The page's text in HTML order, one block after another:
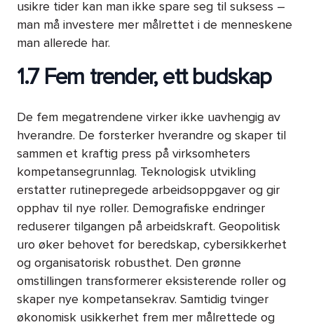
usikre tider kan man ikke spare seg til suksess –
man må investere mer målrettet i de menneskene
man allerede har.
1.7 Fem trender, ett budskap
De fem megatrendene virker ikke uavhengig av
hverandre. De forsterker hverandre og skaper til
sammen et kraftig press på virksomheters
kompetansegrunnlag. Teknologisk utvikling
erstatter rutinepregede arbeidsoppgaver og gir
opphav til nye roller. Demografiske endringer
reduserer tilgangen på arbeidskraft. Geopolitisk
uro øker behovet for beredskap, cybersikkerhet
og organisatorisk robusthet. Den grønne
omstillingen transformerer eksisterende roller og
skaper nye kompetansekrav. Samtidig tvinger
økonomisk usikkerhet frem mer målrettede og